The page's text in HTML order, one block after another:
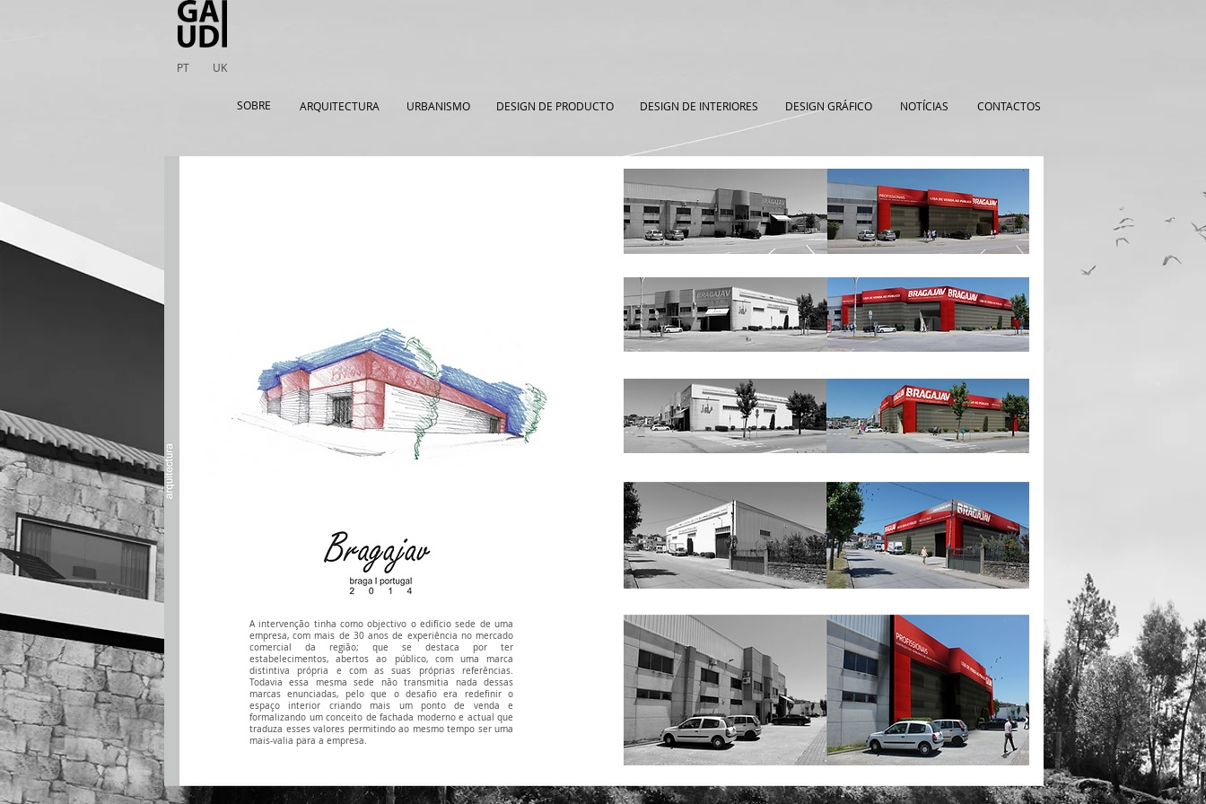
PT UK
SOBRE ARQUITECTURA URBANISMO DESIGN DE PRODUCTO DESIGN DE INTERIORES DESIGN GRÁFICO NOTÍCIAS CONTACTOS
A intervenção tinha como objectivo o edifício sede de uma
empresa, com mais de 30 anos de experiência no mercado
comercial da região; que se destaca por ter
estabelecimentos, abertos ao público, com uma marca
distintiva própria e com as suas próprias referências.
Todavia essa mesma sede não transmitia nada dessas
marcas enunciadas, pelo que o desafio era redefinir o
espaço interior criando mais um ponto de venda e
formalizando um conceito de fachada moderno e actual que
traduza esses valores permitindo ao mesmo tempo ser uma
mais-valia para a empresa.